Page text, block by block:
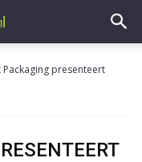
Packaging presenteert